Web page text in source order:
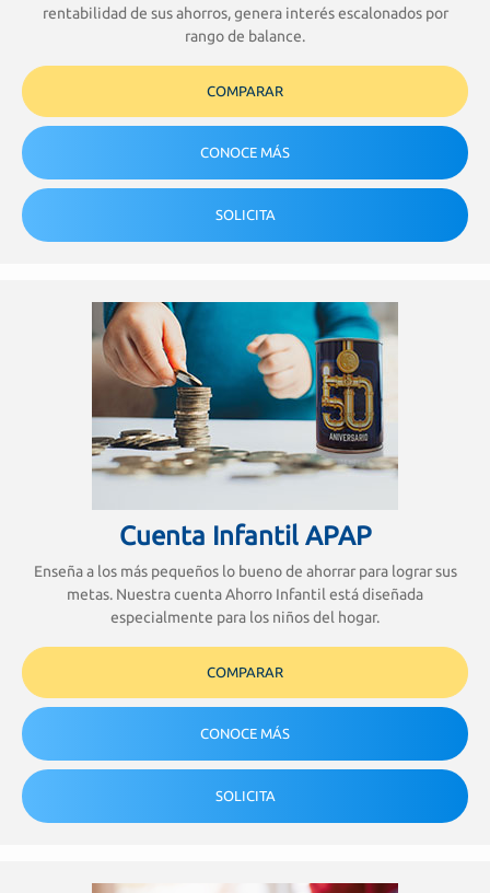
rentabilidad de sus ahorros, genera interés escalonados por
rango de balance.
COMPARAR
CONOCE MÁS
SOLICITA
Cuenta Infantil APAP
Enseña a los más pequeños lo bueno de ahorrar para lograr sus
metas. Nuestra cuenta Ahorro Infantil está diseñada
especialmente para los niños del hogar.
COMPARAR
CONOCE MÁS
SOLICITA